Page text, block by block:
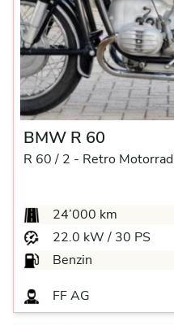
BMW R 60
R 60 / 2 - Retro Motorrad
24’000 km
22.0 kW / 30 PS
Benzin
FF AG